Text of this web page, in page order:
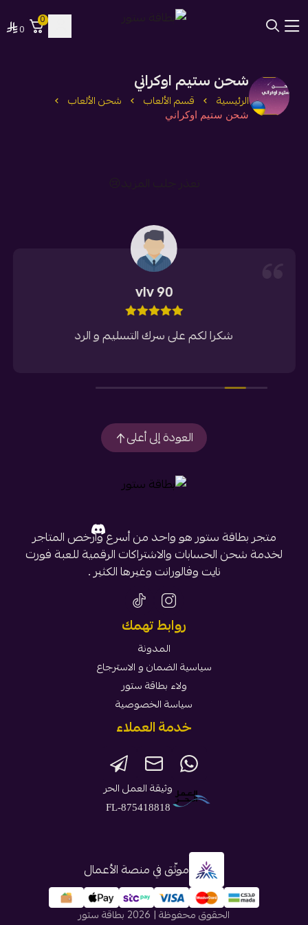
0
0
شحن ستيم اوكراني
الرئيسية قسم الألعاب شحن الألعاب
شحن ستيم اوكراني
90 vlv
شكرا لكم على سرك التسليم و الرد
العودة إلى أعلى
متجر بطاقة ستور هو واحد من أسرع وأرخص المتاجر
لخدمة شحن الحسابات والاشتراكات الرقمية للعبة فورت
نايت وفالورانت وغيرها الكثير .
روابط تهمك
المدونة
سياسية الضمان و الاسترجاع
ولاء بطاقة ستور
سياسة الخصوصية
خدمة العملاء
وثيقة العمل الحر
FL-875418818
موثّق في منصة الأعمال
الحقوق محفوظة | 2026 بطاقة ستور